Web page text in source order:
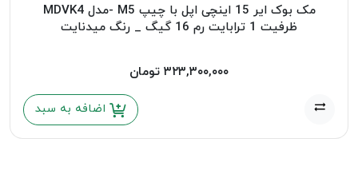
مک بوک ایر 15 اینچی اپل با چیپ M5 -مدل MDVK4
ظرفیت 1 ترابایت رم 16 گیگ _ رنگ میدنایت
۳۲۳,۳۰۰,۰۰۰ تومان
اضافه به سبد